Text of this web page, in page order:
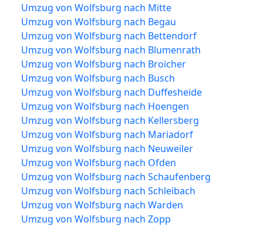
Umzug von Wolfsburg nach Mitte
Umzug von Wolfsburg nach Begau
Umzug von Wolfsburg nach Bettendorf
Umzug von Wolfsburg nach Blumenrath
Umzug von Wolfsburg nach Broicher
Umzug von Wolfsburg nach Busch
Umzug von Wolfsburg nach Duffesheide
Umzug von Wolfsburg nach Hoengen
Umzug von Wolfsburg nach Kellersberg
Umzug von Wolfsburg nach Mariadorf
Umzug von Wolfsburg nach Neuweiler
Umzug von Wolfsburg nach Ofden
Umzug von Wolfsburg nach Schaufenberg
Umzug von Wolfsburg nach Schleibach
Umzug von Wolfsburg nach Warden
Umzug von Wolfsburg nach Zopp